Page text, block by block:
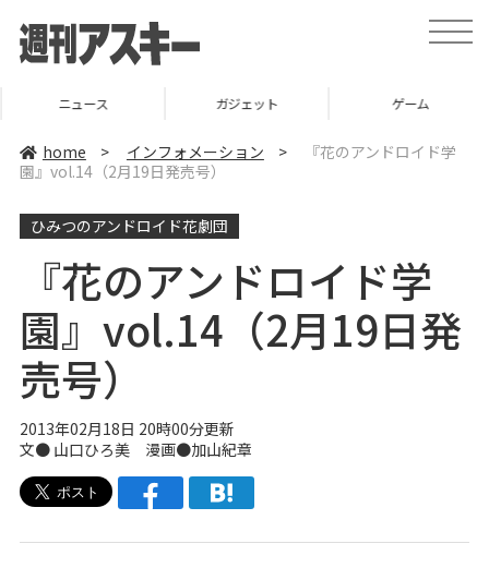
t
o
v
ニュース ガジェット ゲーム
home > インフォメーション >
『花のアンドロイド学
園』vol.14（2月19日発売号）
ひみつのアンドロイド花劇団
『花のアンドロイド学
園』vol.14（2月19日発
売号）
2013年02月18日 20時00分更新
文● 山口ひろ美漫画●加山紀章